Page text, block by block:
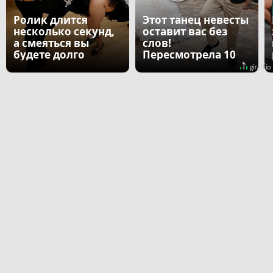
Ролик длится
несколько секунд,
а смеяться вы
будете долго
Этот танец невесты
оставит вас без
слов!
Пересмотрела 10